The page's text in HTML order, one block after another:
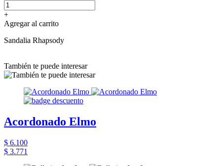
+
Agregar al carrito
Sandalia Rhapsody
También te puede interesar
Acordonado Elmo
$ 6.100
$ 3.771